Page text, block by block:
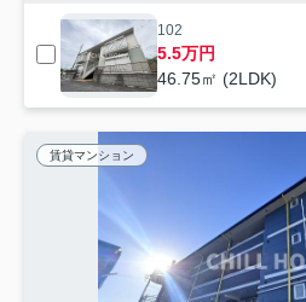
102
5.5万円
46.75㎡ (2LDK)
賃貸マンション